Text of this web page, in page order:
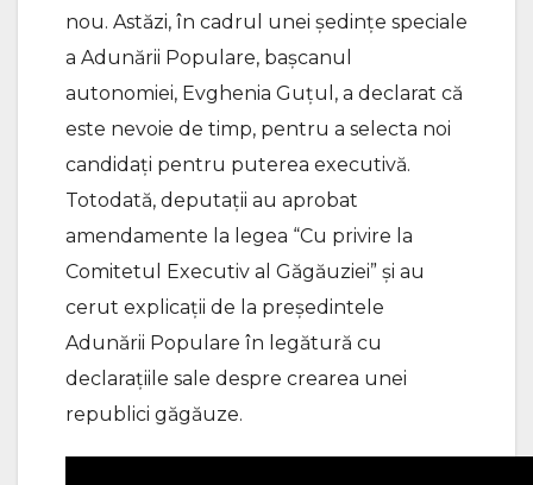
nou. Astăzi, în cadrul unei ședințe speciale
a Adunării Populare, bașcanul
autonomiei, Evghenia Guțul, a declarat că
este nevoie de timp, pentru a selecta noi
candidați pentru puterea executivă.
Totodată, deputații au aprobat
amendamente la legea “Cu privire la
Comitetul Executiv al Găgăuziei” și au
cerut explicații de la președintele
Adunării Populare în legătură cu
declarațiile sale despre crearea unei
republici găgăuze.